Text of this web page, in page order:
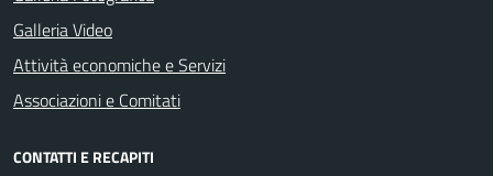
Galleria Video
Attività economiche e Servizi
Associazioni e Comitati
CONTATTI E RECAPITI